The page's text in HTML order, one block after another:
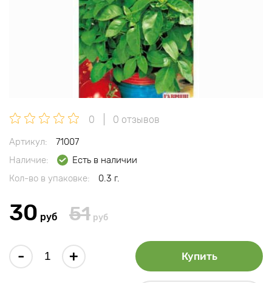
0 0 отзывов
Артикул:
71007
Наличие:
Есть в наличии
Кол-во в упаковке:
0.3 г.
30 руб 51 руб
- + Купить